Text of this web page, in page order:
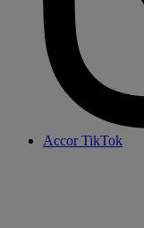
Accor TikTok